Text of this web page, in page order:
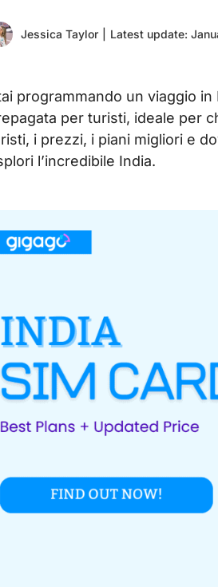
Jessica Taylor Latest update:
programmando un viaggio
per turisti, ideale per
i prezzi, i piani migliori e
l’incredibile India.